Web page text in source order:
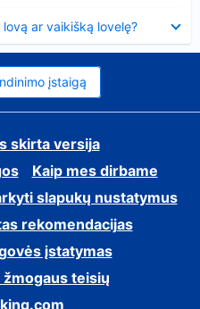
ar vaikišką lovelę?
įstaigą
skirta versija
Kaip mes dirbame
slapukų nustatymus
rekomendacijas
įstatymas
teisių